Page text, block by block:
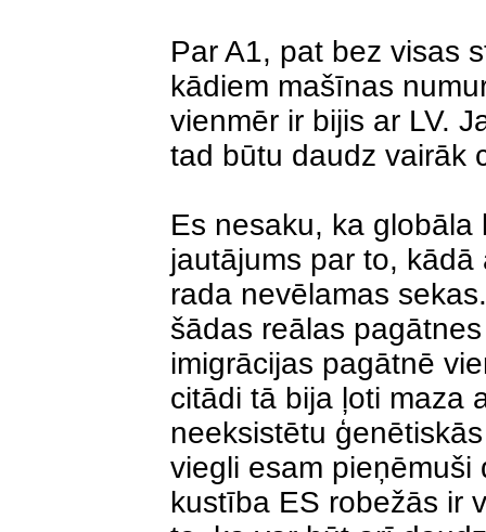
Par A1, pat bez visas
kādiem mašīnas
vienmēr ir bijis ar LV.
tad būtu daudz vairāk
Es nesaku, ka
jautājums par to,
rada nevēlamas
šādas reālas
imigrācijas pagātnē
citādi tā bija ļoti maza
neeksistētu
viegli esam
kustība ES robežās ir